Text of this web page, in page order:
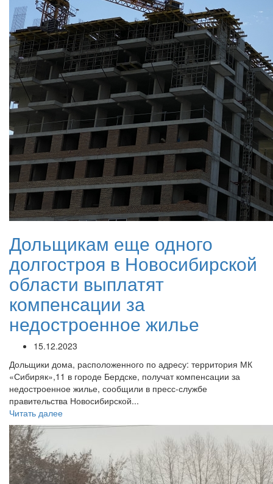
Дольщикам еще одного
долгостроя в Новосибирской
области выплатят
компенсации за
недостроенное жилье
15.12.2023
Дольщики дома, расположенного по адресу: территория МК
«Сибиряк»,11 в городе Бердске, получат компенсации за
недостроенное жилье, сообщили в пресс-службе
правительства Новосибирской...
Читать далее